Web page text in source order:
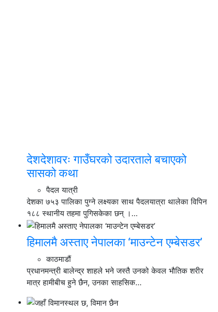
देशदेशावरः गाउँघरको उदारताले बचाएको
सासको कथा
पैदल यात्री
देशका ७५३ पालिका पुग्ने लक्ष्यका साथ पैदलयात्रा थालेका विपिन
१८८ स्थानीय तहमा पुगिसकेका छन् ।…
हिमालमै अस्ताए नेपालका ‘माउन्टेन एम्बेसडर’
काठमाडौं
प्रधानमन्त्री बालेन्द्र शाहले भने जस्तै उनको केवल भौतिक शरीर
मात्र हामीबीच हुने छैन, उनका साहसिक…